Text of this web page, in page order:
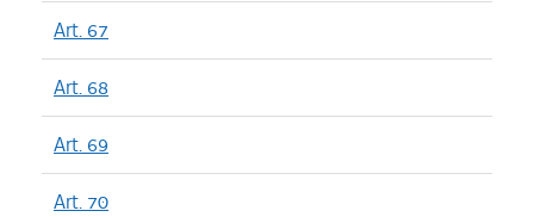
Art. 67
Art. 68
Art. 69
Art. 70